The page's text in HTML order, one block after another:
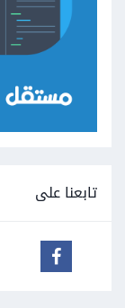
تابعنا على